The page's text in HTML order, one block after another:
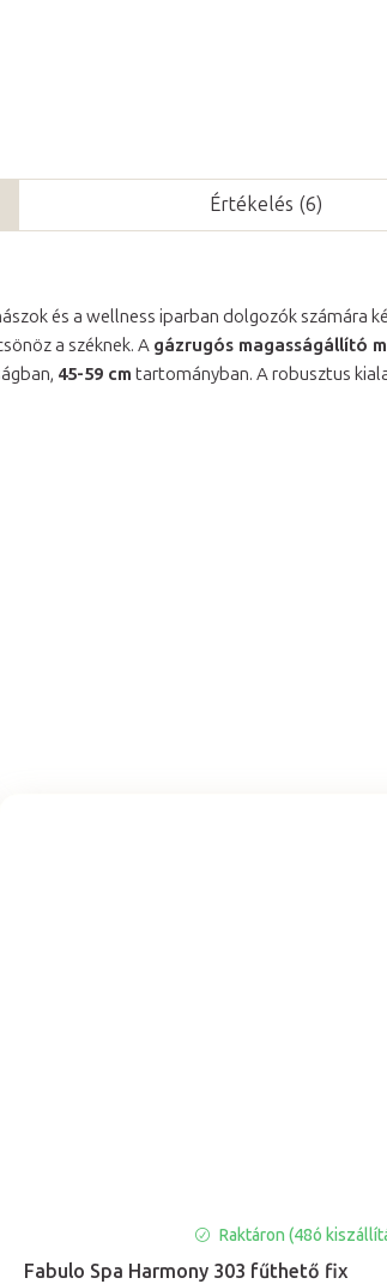
Fabulo Spa Harmony 303 fűthető fix
Raktáron (48ó
Értékelés (6)
és a wellness iparban dolgozók számára
a széknek. A gázrugós magasságállító
45-59 cm tartományban. A robusztus